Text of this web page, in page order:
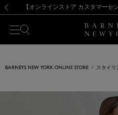
【夏季休業に伴う出荷一時停
熊本県を中心とした地震の影響
【開催中】SUMMER
【夏季休業に伴う出荷一時停
BARNEYS NEW YORK ONLINE STORE スタイリ